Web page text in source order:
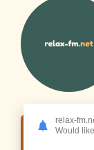
relax-
Would